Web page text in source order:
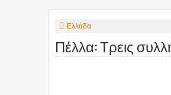
Ελλάδα
Πέλλα: Τρεις